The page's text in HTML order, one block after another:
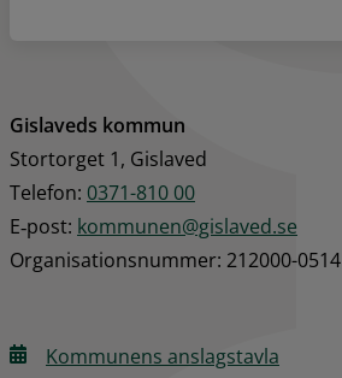
Gislaveds kommun
Stortorget 1, Gislaved
Telefon: 0371-810 00
E‑post: kommunen@gislaved.se
Organisationsnummer: 212000-0514
Kommunens anslagstavla